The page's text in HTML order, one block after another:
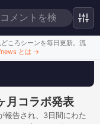
ころシーンを毎日更新。流
とは →
研究員の呼
月コラボ発表
報告され、3日間にわた